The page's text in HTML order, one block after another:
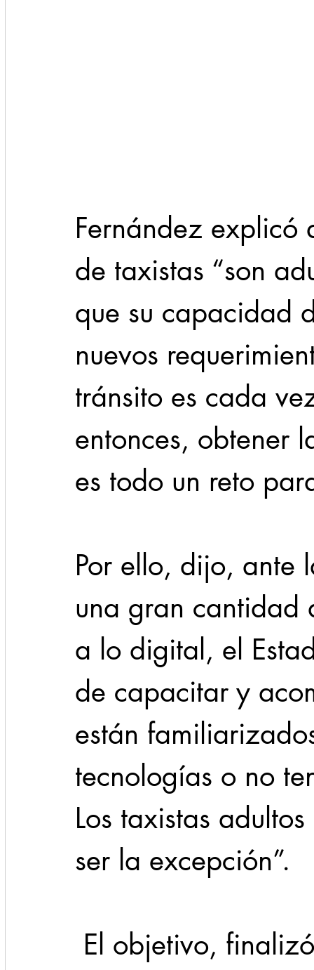
Fernández
de taxistas “son
que su capacidad
nuevos
tránsito es cada
entonces, obtener
es todo un reto
Por ello, dijo, ante
una gran cantidad
a lo digital, el
de capacitar y
están
tecnologías o no
Los taxistas
ser la excepción”.